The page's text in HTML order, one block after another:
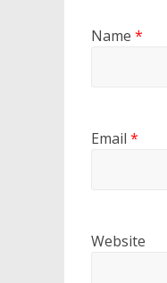
Name *
Email *
Website